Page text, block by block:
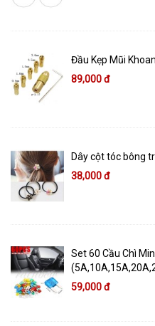
Đầu Kẹp Mũi
89,000 đ
Dây cột tóc bông
38,000 đ
Set 60 Cầu Chì
59,000 đ